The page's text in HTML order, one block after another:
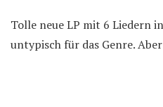
Tolle neue LP mit 6 Liedern
untypisch für das Genre.